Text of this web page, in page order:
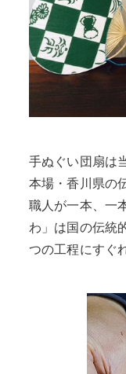
手ぬぐい団扇は
本場・香川県の
職人が一本、一
わ」は国の伝統
つの工程にすぐ